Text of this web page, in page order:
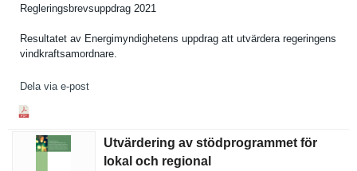
Reglerings­brevsuppdr­ag 2021
Resultatet av Energimynd­ighetens uppdrag att utvärdera regeringen­s
vindkrafts­amordnare.
Dela via e-post
Utvärdering av stödprogrammet för
lokal och regional